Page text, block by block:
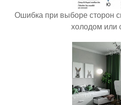
Ошибка при выборе сторон
холодом или